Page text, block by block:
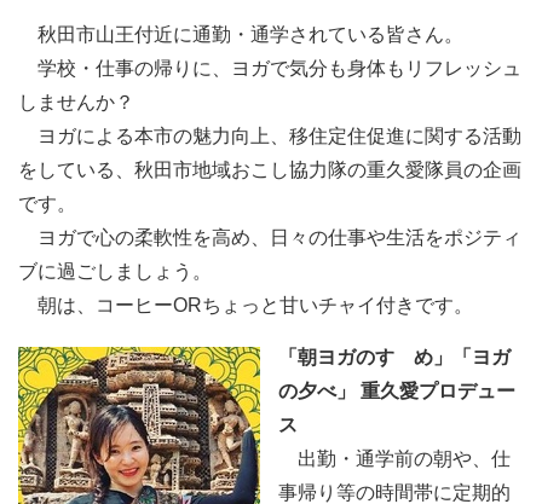
秋田市山王付近に通勤・通学されている皆さん。
学校・仕事の帰りに、ヨガで気分も身体もリフレッシュ
しませんか？
ヨガによる本市の魅力向上、移住定住促進に関する活動
をしている、秋田市地域おこし協力隊の重久愛隊員の企画
です。
ヨガで心の柔軟性を高め、日々の仕事や生活をポジティ
ブに過ごしましょう。
朝は、コーヒーORちょっと甘いチャイ付きです。
「朝ヨガのすゝめ」「ヨガ
の夕べ」 重久愛プロデュー
ス
出勤・通学前の朝や、仕
事帰り等の時間帯に定期的